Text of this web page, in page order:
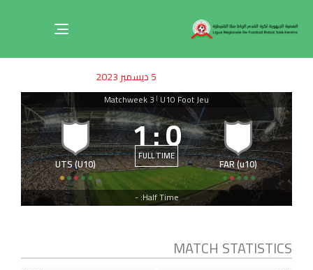
Toggle
IN:on:
5 ديسمبر 2023
U10 Foot Jeu
|
Matchweek 3
FAR (u10)
0
:
1FULL TIME
UTS (U10)
Half Time: -
MATCH STATISTICS